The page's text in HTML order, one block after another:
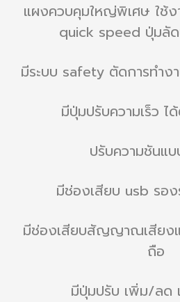
แผงควบคุมใหญ่พิเศษ ใช้
quick speed ปุ่มลัด
มีระบบ safety ตัดการทำง
มีปุ่มปรับความเร็ว ไ
ปรับความชันแ
มีช่องเสียบ usb รอ
มีช่องเสียบสัญญาณเสียงแ
ถือ
มีปุ่มปรับ เพิ่ม/ลด